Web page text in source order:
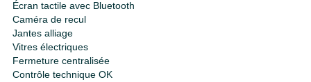
Écran tactile avec Bluetooth
Caméra de recul
Jantes alliage
Vitres électriques
Fermeture centralisée
Contrôle technique OK